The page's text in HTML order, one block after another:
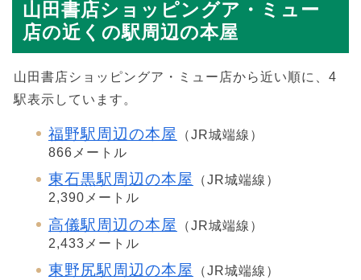
山田書店ショッピングア・ミュー
店の近くの駅周辺の本屋
山田書店ショッピングア・ミュー店から近い順に、4
駅表示しています。
福野駅周辺の本屋
（JR城端線）
866メートル
東石黒駅周辺の本屋
（JR城端線）
2,390メートル
高儀駅周辺の本屋
（JR城端線）
2,433メートル
東野尻駅周辺の本屋
（JR城端線）